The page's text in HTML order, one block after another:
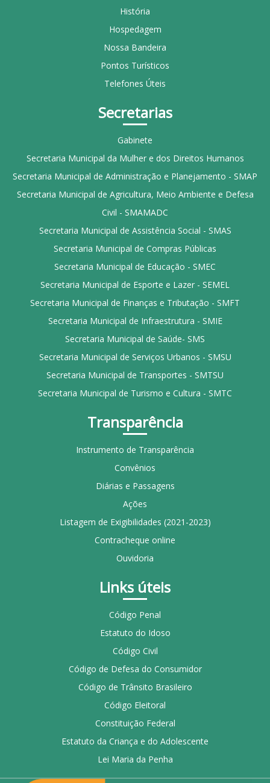
História
Hospedagem
Nossa Bandeira
Pontos Turísticos
Telefones Úteis
Secretarias
Gabinete
Secretaria Municipal da Mulher e dos Direitos Humanos
Secretaria Municipal de Administração e Planejamento - SMAP
Secretaria Municipal de Agricultura, Meio Ambiente e Defesa
Civil - SMAMADC
Secretaria Municipal de Assistência Social - SMAS
Secretaria Municipal de Compras Públicas
Secretaria Municipal de Educação - SMEC
Secretaria Municipal de Esporte e Lazer - SEMEL
Secretaria Municipal de Finanças e Tributação - SMFT
Secretaria Municipal de Infraestrutura - SMIE
Secretaria Municipal de Saúde- SMS
Secretaria Municipal de Serviços Urbanos - SMSU
Secretaria Municipal de Transportes - SMTSU
Secretaria Municipal de Turismo e Cultura - SMTC
Transparência
Instrumento de Transparência
Convênios
Diárias e Passagens
Ações
Listagem de Exigibilidades (2021-2023)
Contracheque online
Ouvidoria
Links úteis
Código Penal
Estatuto do Idoso
Código Civil
Código de Defesa do Consumidor
Código de Trânsito Brasileiro
Código Eleitoral
Constituição Federal
Estatuto da Criança e do Adolescente
Lei Maria da Penha